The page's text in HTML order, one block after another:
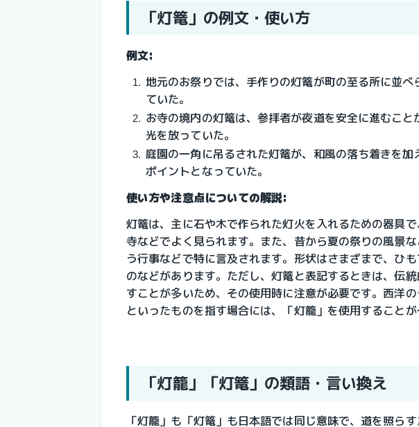
「灯篭」の例文・使い方
例文:
地元のお祭りでは、手作りの灯篭が町の至る所に並
ていた。
お寺の境内の灯篭は、参拝者が夜道を安全に進むこ
光を放っていた。
庭園の一角に吊るされた灯篭が、和風の落ち着きを
ポイントとなっていた。
使い方や注意点についての解説:
灯篭は、主に石や木で作られた灯火を入れるための器具
寺などでよく見られます。また、昔から夏の祭りの風景
う行事などで特に言及されます。形状はさまざまで、ひ
のなどがあります。ただし、灯篭と表記するときは、伝
すことが多いため、その使用時に注意が必要です。西洋
といったものを指す場合には、「灯籠」を使用することが
「灯籠」「灯篭」の類語・言い換え
「灯籠」も「灯篭」も日本語では同じ意味で、道を照ら